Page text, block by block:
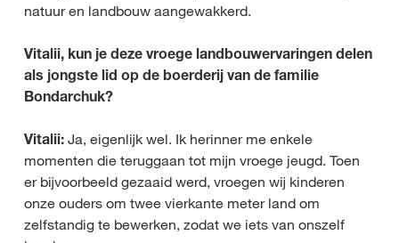
natuur en landbouw aangewakkerd.
Vitalii, kun je deze vroege landbouwervaringen delen
als jongste lid op de boerderij van de familie
Bondarchuk?
Vitalii: Ja, eigenlijk wel. Ik herinner me enkele
momenten die teruggaan tot mijn vroege jeugd. Toen
er bijvoorbeeld gezaaid werd, vroegen wij kinderen
onze ouders om twee vierkante meter land om
zelfstandig te bewerken, zodat we iets van onszelf